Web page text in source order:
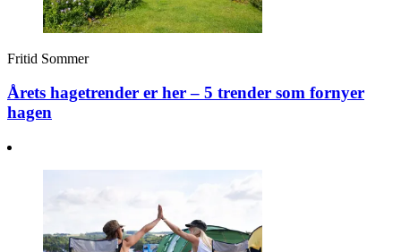
Fritid Sommer
Årets hagetrender er her – 5 trender som fornyer
hagen